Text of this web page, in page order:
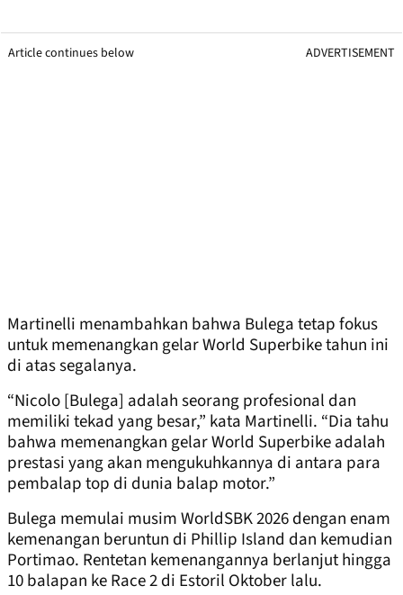
Article continues below ADVERTISEMENT
Martinelli menambahkan bahwa Bulega tetap fokus
untuk memenangkan gelar World Superbike tahun ini
di atas segalanya.
“Nicolo [Bulega] adalah seorang profesional dan
memiliki tekad yang besar,” kata Martinelli. “Dia tahu
bahwa memenangkan gelar World Superbike adalah
prestasi yang akan mengukuhkannya di antara para
pembalap top di dunia balap motor.”
Bulega memulai musim WorldSBK 2026 dengan enam
kemenangan beruntun di Phillip Island dan kemudian
Portimao. Rentetan kemenangannya berlanjut hingga
10 balapan ke Race 2 di Estoril Oktober lalu.